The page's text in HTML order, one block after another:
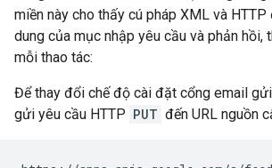
miền này cho thấy cú pháp XML và
dung của mục nhập yêu cầu và phản hồi,
mỗi thao tác:
Để thay đổi chế độ cài đặt cổng email
gửi yêu cầu HTTP PUT đến URL nguồn